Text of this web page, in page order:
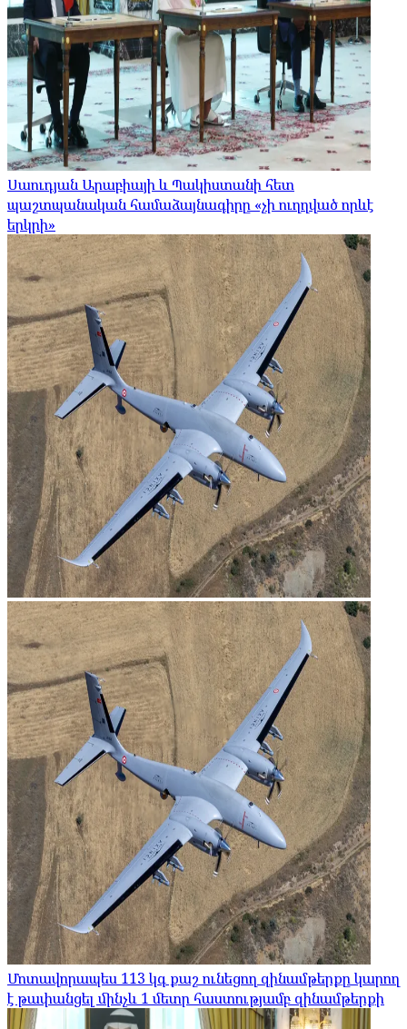
Սաուդյան Արաբիայի և Պակիստանի հետ
պաշտպանական համաձայնագիրը «չի ուղղված որևէ
երկրի»
Մոտավորապես 113 կգ քաշ ունեցող զինամթերքը կարող
է թափանցել մինչև 1 մետր հաստությամբ զինամթերքի